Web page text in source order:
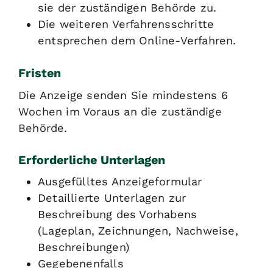
sie der zuständigen Behörde zu.
Die weiteren Verfahrensschritte
entsprechen dem Online-Verfahren.
Fristen
Die Anzeige senden Sie mindestens 6
Wochen im Voraus an die zuständige
Behörde.
Erforderliche Unterlagen
Ausgefülltes Anzeigeformular
Detaillierte Unterlagen zur
Beschreibung des Vorhabens
(Lageplan, Zeichnungen, Nachweise,
Beschreibungen)
Gegebenenfalls